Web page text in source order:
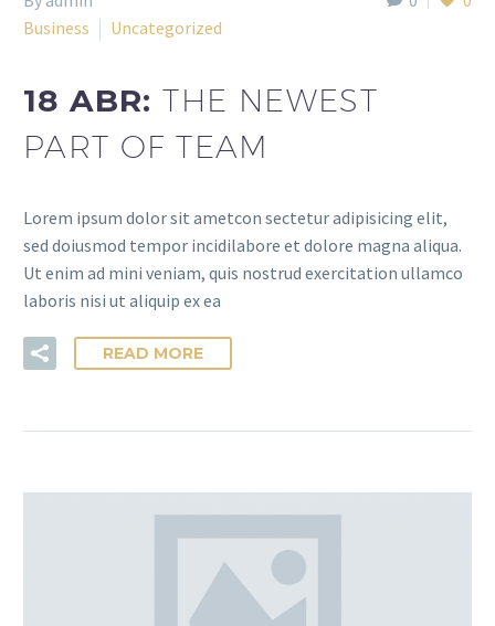
Business
Uncategorized
18 ABR:THE NEWEST
PART OF TEAM
Lorem ipsum dolor sit ametcon sectetur adipisicing elit,
sed doiusmod tempor incidilabore et dolore magna aliqua.
Ut enim ad mini veniam, quis nostrud exercitation ullamco
laboris nisi ut aliquip ex ea
READ MORE